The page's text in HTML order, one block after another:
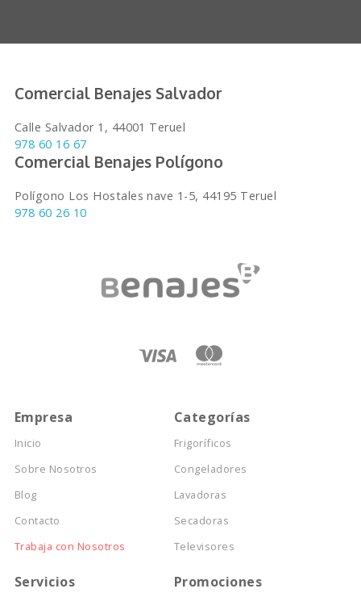
Comercial Benajes Salvador
Calle Salvador 1, 44001 Teruel
978 60 16 67
Comercial Benajes Polígono
Polígono Los Hostales nave 1-5, 44195 Teruel
978 60 26 10
Empresa
Inicio
Sobre Nosotros
Blog
Contacto
Trabaja con Nosotros
Categorías
Frigoríficos
Congeladores
Lavadoras
Secadoras
Televisores
Servicios Promociones